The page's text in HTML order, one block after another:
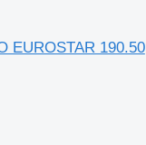
EUROSTAR 190.50